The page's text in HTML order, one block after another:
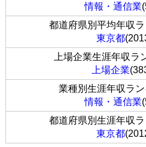
情報・通信業
都道府県別平均年収
東京都
上場企業生涯年収ラ
上場企業
業種別生涯年収ラン
情報・通信業
都道府県別生涯年収
東京都